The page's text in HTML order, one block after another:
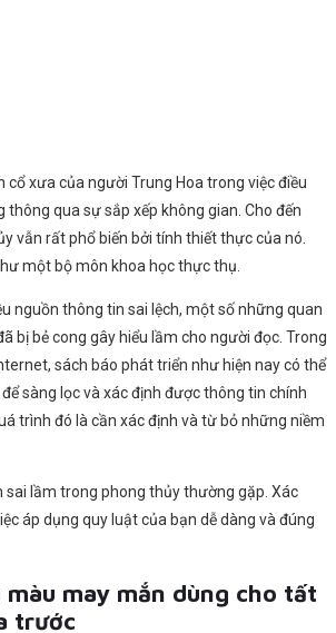
cổ xưa của người Trung Hoa trong việc điều
thông qua sự sắp xếp không gian. Cho đến
vẫn rất phổ biến bởi tính thiết thực của nó.
một bộ môn khoa học thực thụ.
nguồn thông tin sai lệch, một số những quan
bị bẻ cong gây hiểu lầm cho người đọc. Trong
sách báo phát triển như hiện nay có thể
sàng lọc và xác định được thông tin chính
trình đó là cần xác định và từ bỏ những niềm
sai lầm trong phong thủy thường gặp. Xác
áp dụng quy luật của bạn dễ dàng và đúng
màu may mắn dùng cho tất
trước